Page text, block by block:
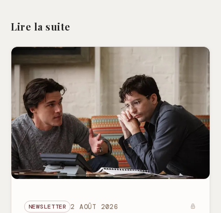
Lire la suite
NEWSLETTER 2 AOÛT 2026